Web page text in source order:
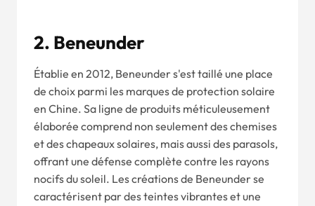
2. Beneunder
Établie en 2012, Beneunder s'est taillé une place
de choix parmi les marques de protection solaire
en Chine. Sa ligne de produits méticuleusement
élaborée comprend non seulement des chemises
et des chapeaux solaires, mais aussi des parasols,
offrant une défense complète contre les rayons
nocifs du soleil. Les créations de Beneunder se
caractérisent par des teintes vibrantes et une